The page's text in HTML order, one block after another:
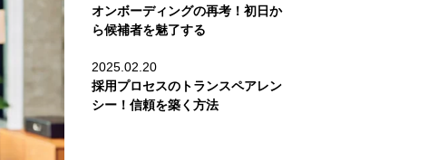
オンボーディングの再考！初日か
ら候補者を魅了する
2025.02.20
採用プロセスのトランスペアレン
シー！信頼を築く方法